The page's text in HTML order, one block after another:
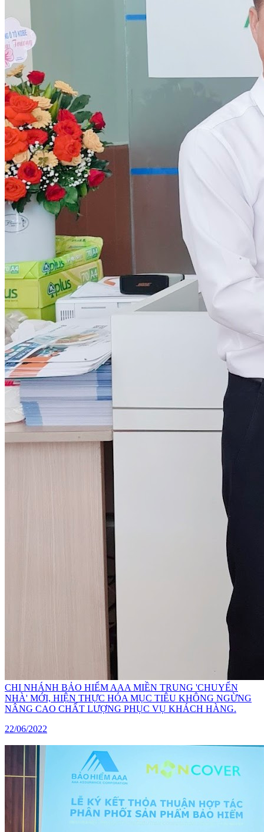
CHI NHÁNH BẢO HIỂM AAA MIỀN TRUNG 'CHUYỂN
NHÀ' MỚI, HIỆN THỰC HÓA MỤC TIÊU KHÔNG NGỪNG
NÂNG CAO CHẤT LƯỢNG PHỤC VỤ KHÁCH HÀNG.
22/06/2022